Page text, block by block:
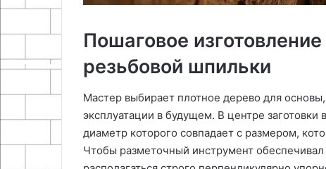
Пошаговое
резьбовой шпильки
Мастер выбирает плотное дерево для
эксплуатации в будущем. В центре заготовки
диаметр которого совпадает с размером,
Чтобы разметочный инструмент